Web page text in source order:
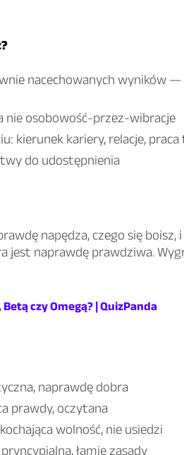
nacechowanych wyników —
nie osobowość-przez-wibracje
kierunek kariery, relacje,
do udostępnienia
napędza, czego się boisz,
jest naprawdę prawdziwa.
czy Omegą? | QuizPanda
naprawdę dobra
prawdy, oczytana
wolność, nie usiedzi
łamie zasady